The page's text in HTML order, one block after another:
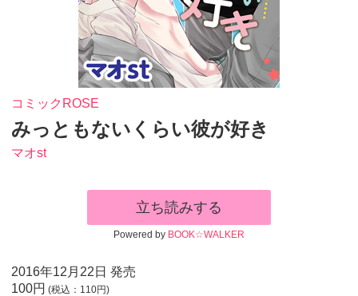
コミックROSE
みっともないくらい彼が好き
マオst
立ち読みする
Powered by BOOK☆WALKER
2016年12月22日 発売
100円 (税込：110円)